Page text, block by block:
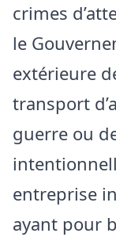
crimes
le
extérieure
transport
guerre ou
entreprise
ayant pour